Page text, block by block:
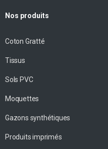
Nos produits
Coton Gratté
Tissus
Sols PVC
Moquettes
Gazons synthétiques
Produits imprimés